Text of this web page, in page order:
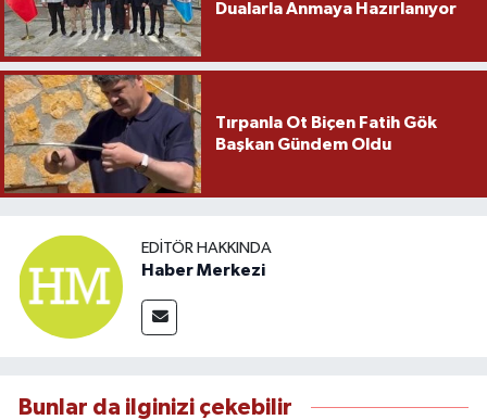
Dualarla Anmaya Hazırlanıyor
Tırpanla Ot Biçen Fatih Gök
Başkan Gündem Oldu
EDITÖR HAKKINDA
Haber Merkezi
Bunlar da ilginizi çekebilir